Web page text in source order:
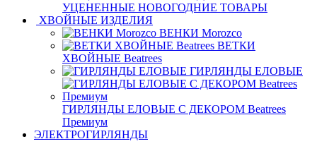
УЦЕНЕННЫЕ НОВОГОДНИЕ ТОВАРЫ
ХВОЙНЫЕ ИЗДЕЛИЯ
ВЕНКИ Morozco
ВЕТКИ
ХВОЙНЫЕ Beatrees
ГИРЛЯНДЫ ЕЛОВЫЕ
ГИРЛЯНДЫ ЕЛОВЫЕ С ДЕКОРОМ Beatrees
Премиум
ЭЛЕКТРОГИРЛЯНДЫ